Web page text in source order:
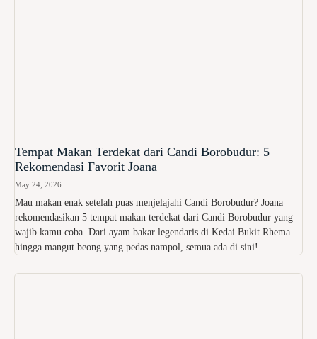
Tempat Makan Terdekat dari Candi Borobudur: 5
Rekomendasi Favorit Joana
May 24, 2026
Mau makan enak setelah puas menjelajahi Candi Borobudur? Joana
rekomendasikan 5 tempat makan terdekat dari Candi Borobudur yang
wajib kamu coba. Dari ayam bakar legendaris di Kedai Bukit Rhema
hingga mangut beong yang pedas nampol, semua ada di sini!